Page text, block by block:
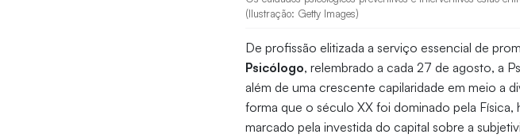
(Ilustração: Getty Images)
De profissão elitizada a serviço essencial de
Psicólogo, relembrado a cada 27 de agosto, a
além de uma crescente capilaridade em meio a
forma que o século XX foi dominado pela
marcado pela investida do capital sobre a